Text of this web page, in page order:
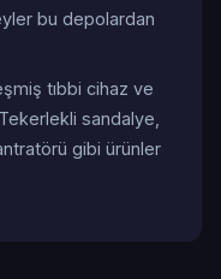
bu depolardan
tıbbi cihaz ve
sandalye,
gibi ürünler